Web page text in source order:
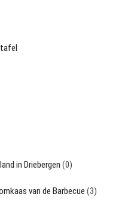
in Driebergen (0)
van de Barbecue (3)